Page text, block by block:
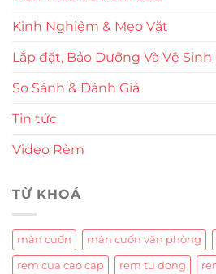
Kinh Nghiệm & Mẹo Vặt
Lắp đặt, Bảo Dưỡng Và Vệ Sinh
So Sánh & Đánh Giá
Tin tức
Video Rèm
TỪ KHOÁ
màn cuốn màn cuốn văn phòng
rem cua cao cap rem tu dong